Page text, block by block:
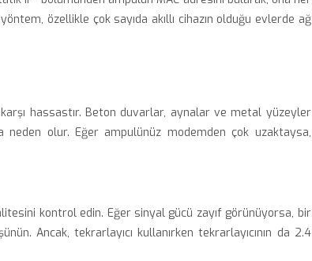
özellikle çok sayıda akıllı cihazın olduğu evlerde ağ
hassastır. Beton duvarlar, aynalar ve metal yüzeyler
neden olur. Eğer ampulünüz modemden çok uzaktaysa,
kontrol edin. Eğer sinyal gücü zayıf görünüyorsa, bir
Ancak, tekrarlayıcı kullanırken tekrarlayıcının da 2.4